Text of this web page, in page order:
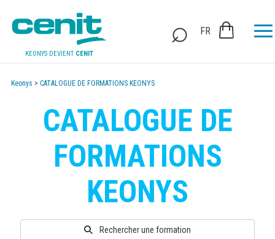
KEONYS DEVIENT CENIT
FR
Keonys > CATALOGUE DE FORMATIONS KEONYS
CATALOGUE DE
FORMATIONS
KEONYS
Rechercher une formation